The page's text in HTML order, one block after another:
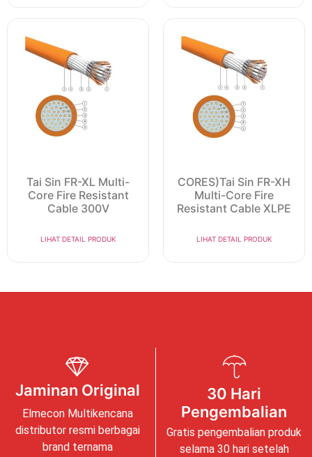
Tai Sin FR-XL Multi-
Core Fire Resistant
Cable 300V
LIHAT DETAIL PRODUK
CORES)Tai Sin FR-XH
Multi-Core Fire
Resistant Cable XLPE
LIHAT DETAIL PRODUK
Jaminan Original
Elmecon Multikencana
distributor resmi berbagai
brand ternama
30 Hari
Pengembalian
Gratis pengembalian produk
selama 30 hari setelah